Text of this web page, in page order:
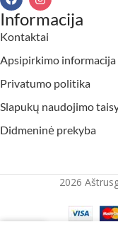
Informacija
Kontaktai
Apsipirkimo informacija
Privatumo politika
Slapukų naudojimo
Didmeninė prekyba
2026